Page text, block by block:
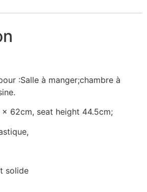
:Salle à manger;chambre à
62cm, seat height 44.5cm;
solide